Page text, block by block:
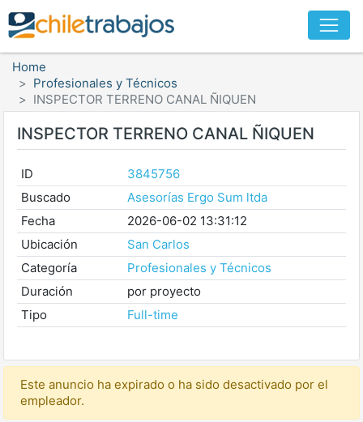
Home
Profesionales y Técnicos
INSPECTOR TERRENO CANAL ÑIQUEN
INSPECTOR TERRENO CANAL ÑIQUEN
ID
3845756
Buscado
Asesorías Ergo Sum ltda
Fecha
2026-06-02 13:31:12
Ubicación
San Carlos
Categoría
Profesionales y Técnicos
Duración
por proyecto
Tipo
Full-time
Este anuncio ha expirado o ha sido desactivado por el
empleador.